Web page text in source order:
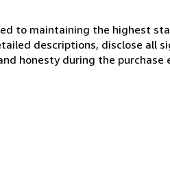
to maintaining the highest
descriptions, disclose all
honesty during the purchase